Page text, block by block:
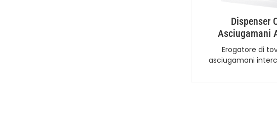
Dispenser
Asciugamani
Erogatore di
asciugamani